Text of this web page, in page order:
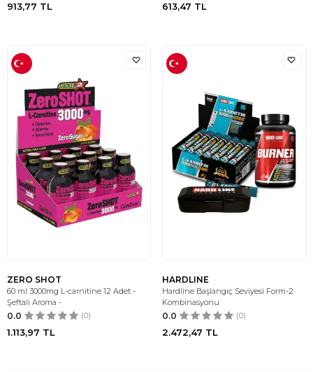
913,77 TL 613,47 TL
ZERO SHOT
60 ml 3000mg L-carnitine 12 Adet -
Şeftali Aroma -
0.0 (0)
1.113,97 TL
HARDLINE
Hardline Başlangıç Seviyesi Form-2
Kombinasyonu
0.0 (0)
2.472,47 TL